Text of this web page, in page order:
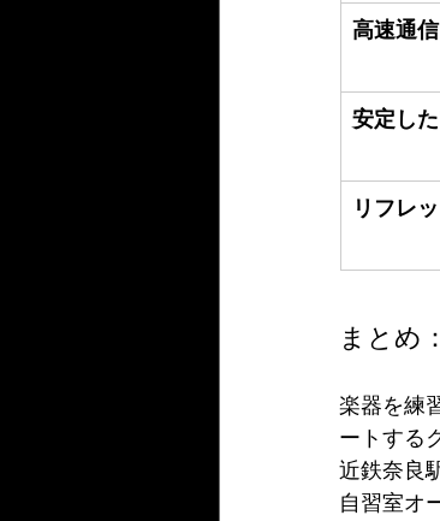
高速通信
安定し
リフレ
まとめ
楽器を練
ートする
近鉄奈良
自習室オ